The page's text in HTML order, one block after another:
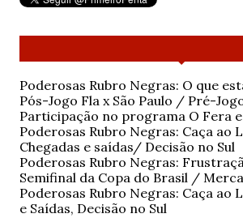
Poderosas Rubro Negras: O que
Pós-Jogo Fla x São Paulo / Pré-
Participação no programa O Fera e
Poderosas Rubro Negras: Caça ao
Chegadas e saídas/ Decisão no Sul
Poderosas Rubro Negras:
Semifinal da Copa do Brasil /
Poderosas Rubro Negras: Caça ao
e Saídas, Decisão no Sul